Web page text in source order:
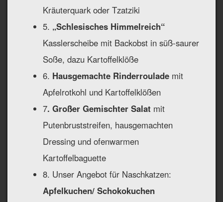
Kräuterquark oder Tzatziki
5. „Schlesisches Himmelreich“
Kasslerscheibe mit Backobst in süß-saurer
Soße, dazu Kartoffelklöße
6. Hausgemachte Rinderroulade mit
Apfelrotkohl und Kartoffelklößen
7. Großer Gemischter Salat mit
Putenbruststreifen, hausgemachten
Dressing und ofenwarmen
Kartoffelbaguette
8. Unser Angebot für Naschkatzen:
Apfelkuchen/ Schokokuchen